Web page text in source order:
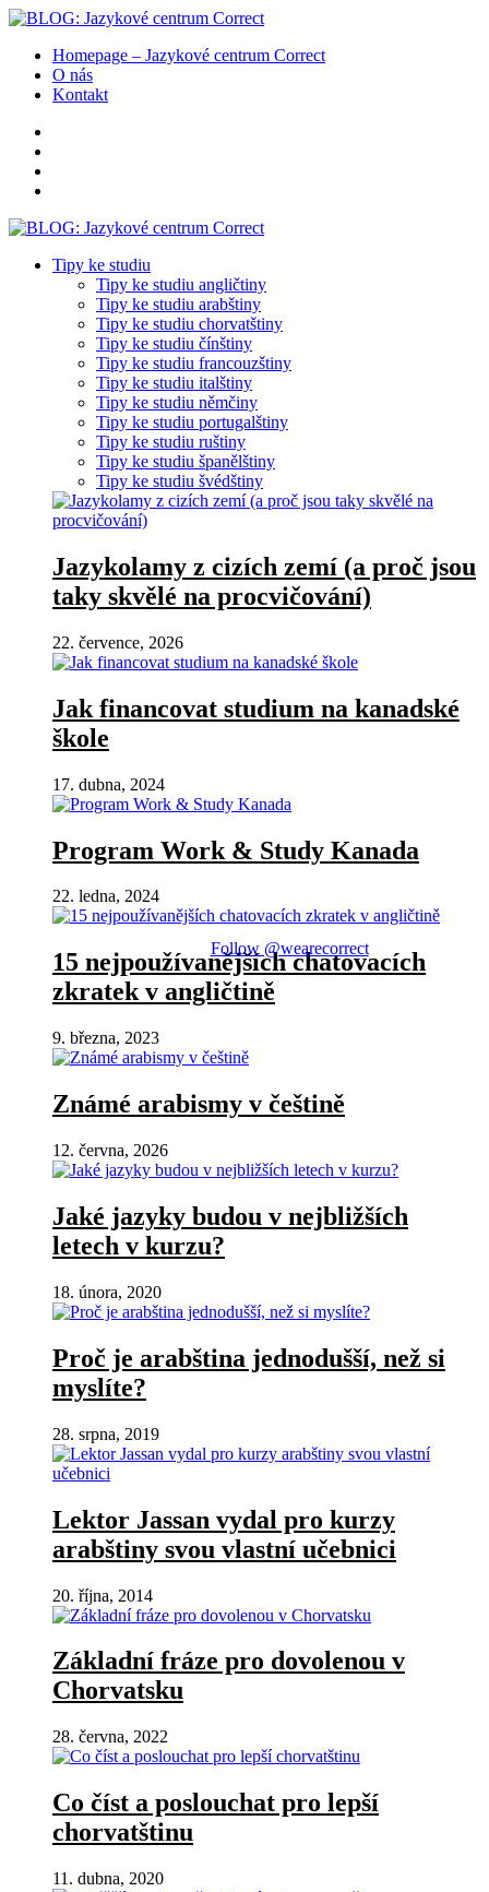
Homepage – Jazykové centrum Correct
O nás
Kontakt
Tipy ke studiu
Tipy ke studiu angličtiny
Tipy ke studiu arabštiny
Tipy ke studiu chorvatštiny
Tipy ke studiu čínštiny
Tipy ke studiu francouzštiny
Tipy ke studiu italštiny
Tipy ke studiu němčiny
Tipy ke studiu portugalštiny
Tipy ke studiu ruštiny
Tipy ke studiu španělštiny
Tipy ke studiu švédštiny
Jazykolamy z cizích zemí (a proč jsou
taky skvělé na procvičování)
22. července, 2026
Jak financovat studium na kanadské
škole
17. dubna, 2024
Program Work & Study Kanada
22. ledna, 2024
15 nejpoužívanějších chatovacích
zkratek v angličtině
9. března, 2023
Známé arabismy v češtině
12. června, 2026
Jaké jazyky budou v nejbližších
letech v kurzu?
18. února, 2020
Proč je arabština jednodušší, než si
myslíte?
28. srpna, 2019
Lektor Jassan vydal pro kurzy
arabštiny svou vlastní učebnici
20. října, 2014
Základní fráze pro dovolenou v
Chorvatsku
28. června, 2022
Co číst a poslouchat pro lepší
chorvatštinu
11. dubna, 2020
Follow @wearecorrect